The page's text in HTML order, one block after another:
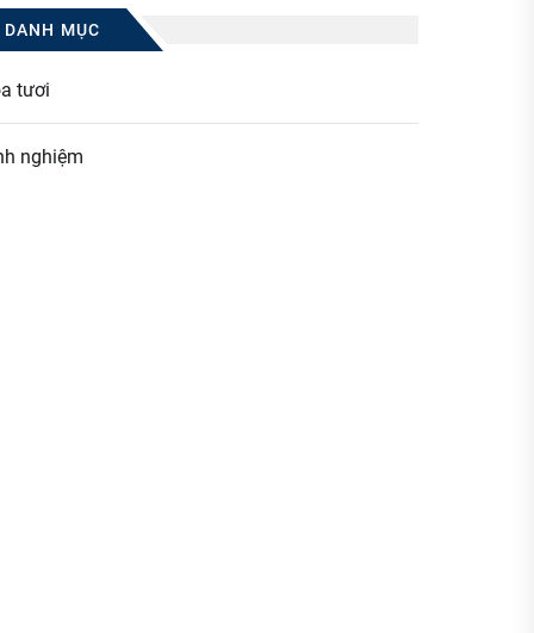
DANH MỤC
tươi
nghiệm